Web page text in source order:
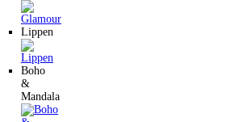
Lippen
Boho
&
Mandala